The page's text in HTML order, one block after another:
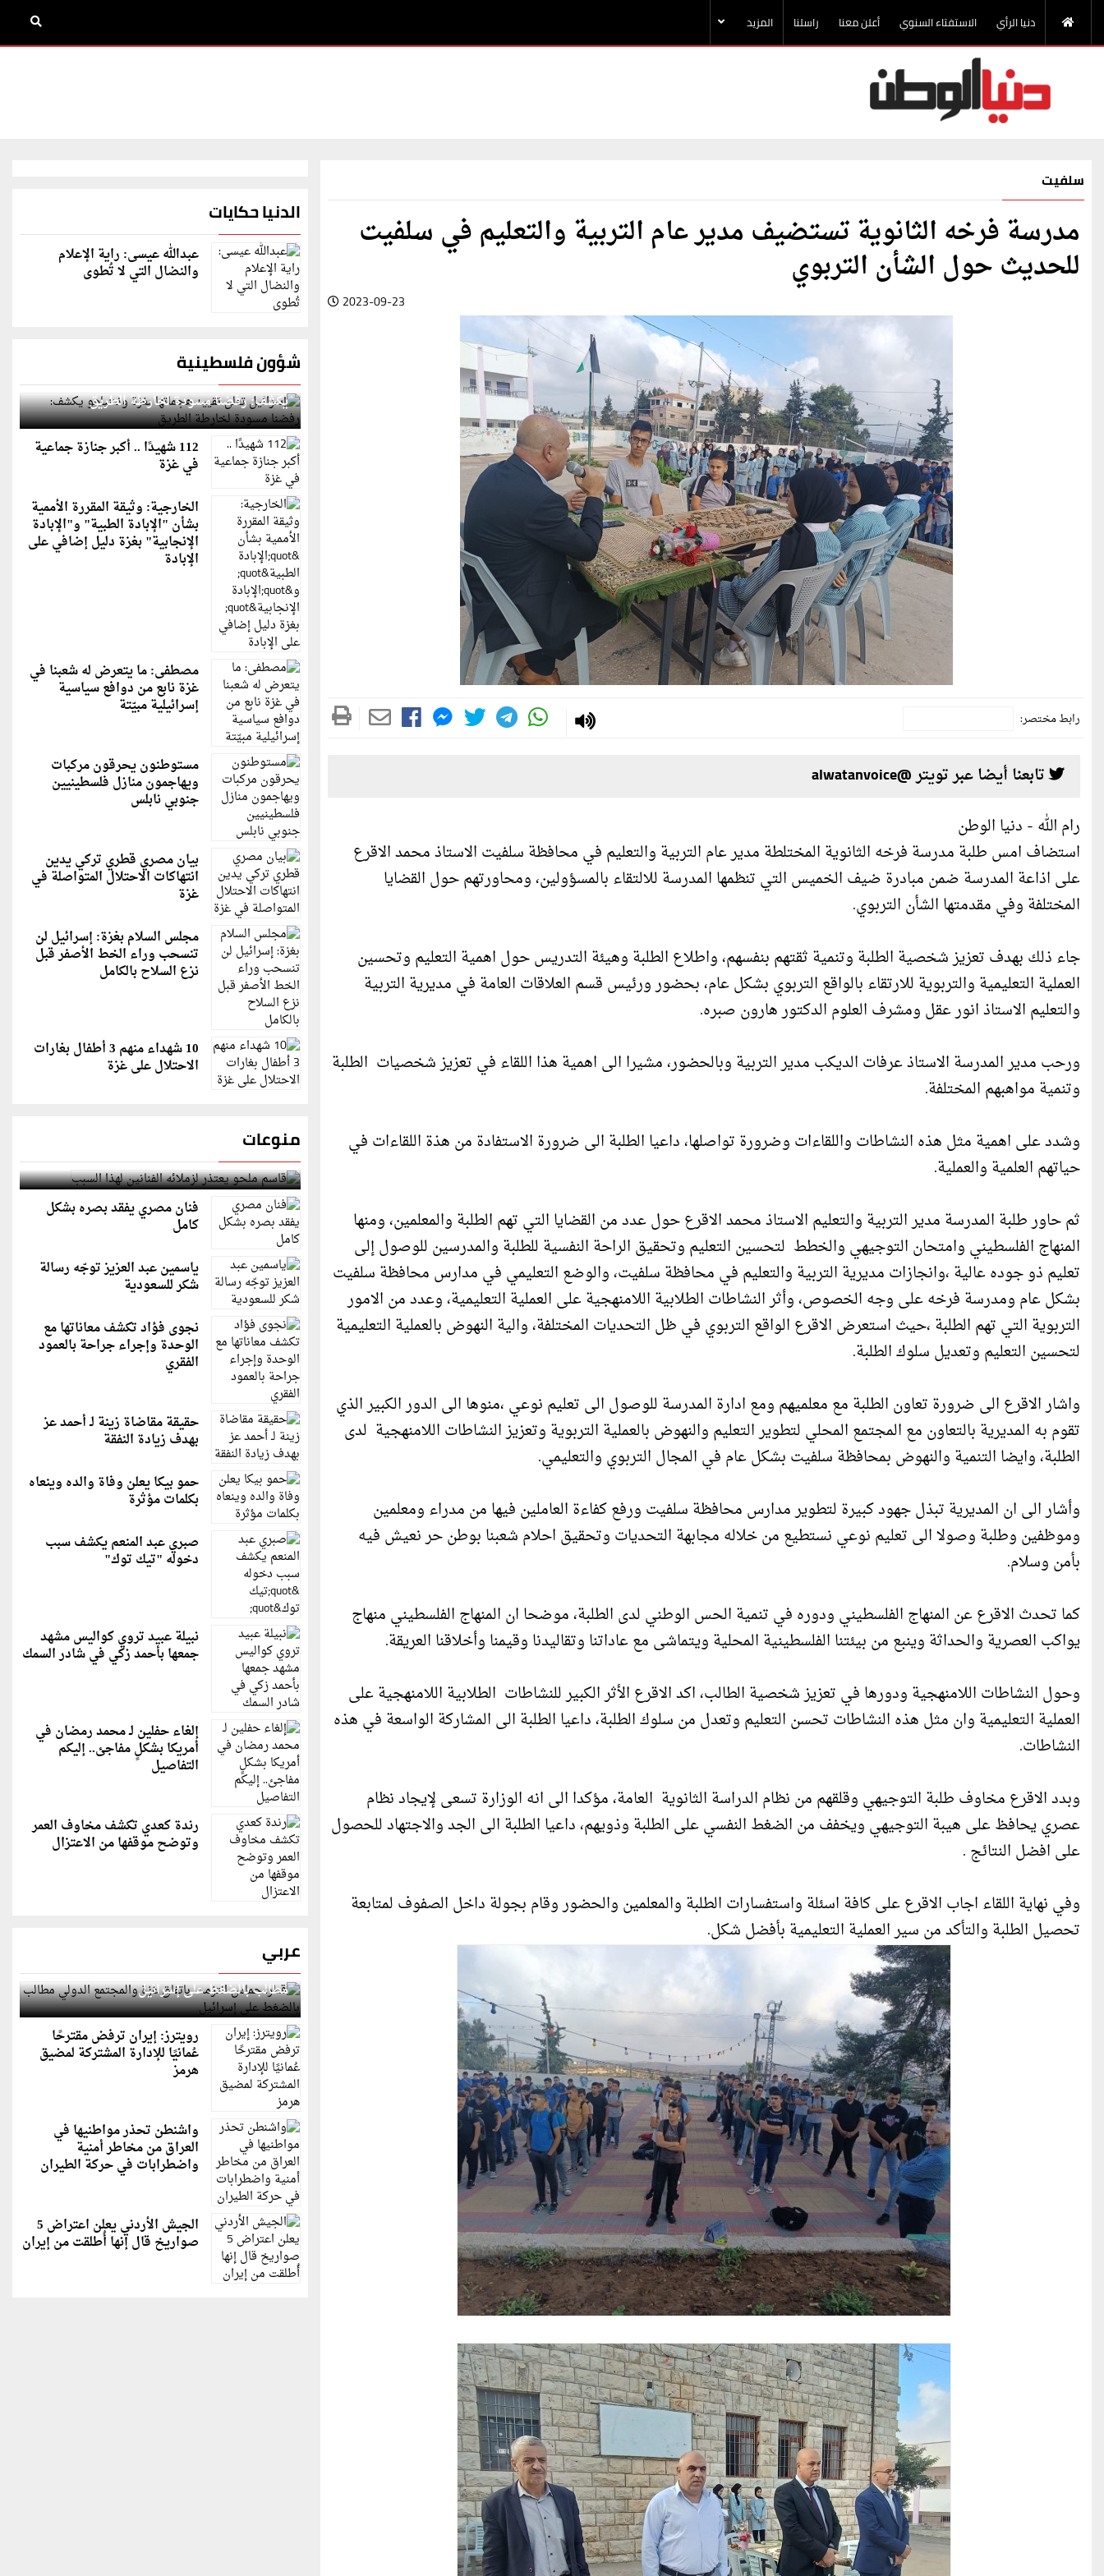
دنيا الرأي الاستفتاء السنوي أعلن معنا راسلنا المزيد
سلفيت
مدرسة فرخه الثانوية تستضيف مدير عام التربية والتعليم في سلفيت
للحديث حول الشأن التربوي
2023-09-23
رابط مختصر:
تابعنا أيضا عبر تويتر @alwatanvoice
رام الله - دنيا الوطن
استضاف امس طلبة مدرسة فرخه الثانوية المختلطة مدير عام التربية والتعليم في محافظة سلفيت الاستاذ محمد الاقرع
على اذاعة المدرسة ضمن مبادرة ضيف الخميس التي تنظمها المدرسة للالتقاء بالمسؤولين، ومحاورتهم حول القضايا
المختلفة وفي مقدمتها الشأن التربوي.
جاء ذلك بهدف تعزيز شخصية الطلبة وتنمية ثقتهم بنفسهم، واطلاع الطلبة وهيئة التدريس حول اهمية التعليم وتحسين
العملية التعليمية والتربوية للارتقاء بالواقع التربوي بشكل عام، بحضور ورئيس قسم العلاقات العامة في مديرية التربية
والتعليم الاستاذ انور عقل ومشرف العلوم الدكتور هارون صبره.
ورحب مدير المدرسة الاستاذ عرفات الديكب مدير التربية وبالحضور، مشيرا الى اهمية هذا اللقاء في تعزيز شخصيات الطلبة
وتنمية مواهبهم المختلفة.
وشدد على اهمية مثل هذه النشاطات واللقاءات وضرورة تواصلها، داعيا الطلبة الى ضرورة الاستفادة من هذة اللقاءات في
حياتهم العلمية والعملية.
ثم حاور طلبة المدرسة مدير التربية والتعليم الاستاذ محمد الاقرع حول عدد من القضايا التي تهم الطلبة والمعلمين، ومنها
المنهاج الفلسطيني وامتحان التوجيهي والخطط لتحسين التعليم وتحقيق الراحة النفسية للطلبة والمدرسين للوصول إلى
تعليم ذو جوده عالية ،وانجازات مديرية التربية والتعليم في محافظة سلفيت، والوضع التعليمي في مدارس محافظة سلفيت
بشكل عام ومدرسة فرخه على وجه الخصوص، وأثر النشاطات الطلابية اللامنهجية على العملية التعليمية، وعدد من الامور
التربوية التي تهم الطلبة ،حيث استعرض الاقرع الواقع التربوي في ظل التحديات المختلفة، والية النهوض بالعملية التعليمية
لتحسين التعليم وتعديل سلوك الطلبة.
واشار الاقرع الى ضرورة تعاون الطلبة مع معلميهم ومع ادارة المدرسة للوصول الى تعليم نوعي ،منوها الى الدور الكبير الذي
تقوم به المديرية بالتعاون مع المجتمع المحلي لتطوير التعليم والنهوض بالعملية التربوية وتعزيز النشاطات اللامنهجية لدى
الطلبة، وايضا التنمية والنهوض بمحافظة سلفيت بشكل عام في المجال التربوي والتعليمي.
وأشار الى ان المديرية تبذل جهود كبيرة لتطوير مدارس محافظة سلفيت ورفع كفاءة العاملين فيها من مدراء ومعلمين
وموظفين وطلبة وصولا الى تعليم نوعي نستطيع من خلاله مجابهة التحديات وتحقيق احلام شعبنا بوطن حر نعيش فيه
بأمن وسلام.
كما تحدث الاقرع عن المنهاج الفلسطيني ودوره في تنمية الحس الوطني لدى الطلبة، موضحا ان المنهاج الفلسطيني منهاج
يواكب العصرية والحداثة وينبع من بيئتنا الفلسطينية المحلية ويتماشى مع عاداتنا وتقاليدنا وقيمنا وأخلاقنا العريقة.
وحول النشاطات اللامنهجية ودورها في تعزيز شخصية الطالب، اكد الاقرع الأثر الكبير للنشاطات الطلابية اللامنهجية على
العملية التعليمية وان مثل هذه النشاطات تحسن التعليم وتعدل من سلوك الطلبة، داعيا الطلبة الى المشاركة الواسعة في هذه
النشاطات.
وبدد الاقرع مخاوف طلبة التوجيهي وقلقهم من نظام الدراسة الثانوية العامة، مؤكدا الى انه الوزارة تسعى لإيجاد نظام
عصري يحافظ على هيبة التوجيهي ويخفف من الضغط النفسي على الطلبة وذويهم، داعيا الطلبة الى الجد والاجتهاد للحصول
على افضل النتائج .
وفي نهاية اللقاء اجاب الاقرع على كافة اسئلة واستفسارات الطلبة والمعلمين والحضور وقام بجولة داخل الصفوف لمتابعة
تحصيل الطلبة والتأكد من سير العملية التعليمية بأفضل شكل.
الدنيا حكايات
عبدالله عيسى: راية الإعلام
والنضال التي لا تُطوى
شؤون فلسطينية
إسرائيل تعلن تقييد هجماتها بغزة ونتنياهو
يكشف: رفضنا مسودة لخارطة الطريق
112 شهيدًا .. أكبر جنازة جماعية
في غزة
الخارجية: وثيقة المقررة الأممية
بشأن "الإبادة الطبية" و"الإبادة
الإنجابية" بغزة دليل إضافي على
الإبادة
مصطفى: ما يتعرض له شعبنا في
غزة نابع من دوافع سياسية
إسرائيلية مبيّتة
مستوطنون يحرقون مركبات
ويهاجمون منازل فلسطينيين
جنوبي نابلس
بيان مصري قطري تركي يدين
انتهاكات الاحتلال المتواصلة في
غزة
مجلس السلام بغزة: إسرائيل لن
تنسحب وراء الخط الأصفر قبل
نزع السلاح بالكامل
10 شهداء منهم 3 أطفال بغارات
الاحتلال على غزة
منوعات
قاسم ملحو يعتذر لزملائه الفنانين لهذا السبب
فنان مصري يفقد بصره بشكل
كامل
ياسمين عبد العزيز توجّه رسالة
شكر للسعودية
نجوى فؤاد تكشف معاناتها مع
الوحدة وإجراء جراحة بالعمود
الفقري
حقيقة مقاضاة زينة لـ أحمد عز
بهدف زيادة النفقة
حمو بيكا يعلن وفاة والده وينعاه
بكلمات مؤثرة
صبري عبد المنعم يكشف سبب
دخوله "تيك توك"
نبيلة عبيد تروي كواليس مشهد
جمعها بأحمد زكي في شادر السمك
إلغاء حفلين لـ محمد رمضان في
أمريكا بشكلٍ مفاجئ.. إليكم
التفاصيل
رندة كعدي تكشف مخاوف العمر
وتوضح موقفها من الاعتزال
عربي
قطر: حماس التزمت باتفاق غزة والمجتمع الدولي
مطالب بالضغط على إسرائيل
رويترز: إيران ترفض مقترحًا
عُمانيًا للإدارة المشتركة لمضيق
هرمز
واشنطن تحذر مواطنيها في
العراق من مخاطر أمنية
واضطرابات في حركة الطيران
الجيش الأردني يعلن اعتراض 5
صواريخ قال إنها أُطلقت من إيران